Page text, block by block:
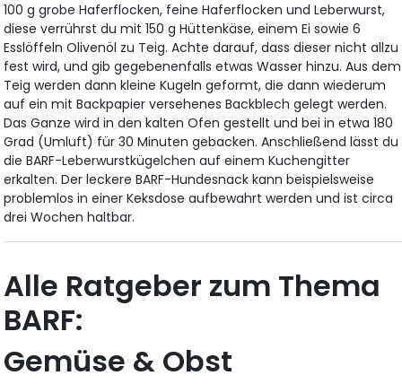
100 g grobe Haferflocken, feine Haferflocken und Leberwurst,
diese verrührst du mit 150 g Hüttenkäse, einem Ei sowie 6
Esslöffeln Olivenöl zu Teig. Achte darauf, dass dieser nicht allzu
fest wird, und gib gegebenenfalls etwas Wasser hinzu. Aus dem
Teig werden dann kleine Kugeln geformt, die dann wiederum
auf ein mit Backpapier versehenes Backblech gelegt werden.
Das Ganze wird in den kalten Ofen gestellt und bei in etwa 180
Grad (Umluft) für 30 Minuten gebacken. Anschließend lässt du
die BARF-Leberwurstkügelchen auf einem Kuchengitter
erkalten. Der leckere BARF-Hundesnack kann beispielsweise
problemlos in einer Keksdose aufbewahrt werden und ist circa
drei Wochen haltbar.
Alle Ratgeber zum Thema
BARF:
Gemüse & Obst